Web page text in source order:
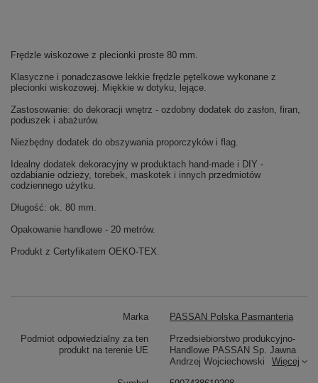
Frędzle wiskozowe z plecionki proste 80 mm.
Klasyczne i ponadczasowe lekkie frędzle pętelkowe wykonane z
plecionki wiskozowej. Miękkie w dotyku, lejące.
Zastosowanie: do dekoracji wnętrz - ozdobny dodatek do zasłon, firan,
poduszek i abażurów.
Niezbędny dodatek do obszywania proporczyków i flag.
Idealny dodatek dekoracyjny w produktach hand-made i DIY -
ozdabianie odzieży, torebek, maskotek i innych przedmiotów
codziennego użytku.
Długość: ok. 80 mm.
Opakowanie handlowe - 20 metrów.
Produkt z Certyfikatem OEKO-TEX.
Marka PASSAN Polska Pasmanteria
Podmiot odpowiedzialny za ten
produkt na terenie UE
Przedsiebiorstwo produkcyjno-
Handlowe PASSAN Sp. Jawna
Andrzej Wojciechowski
Więcej